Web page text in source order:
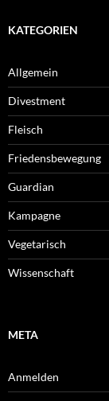
KATEGORIEN
Allgemein
Divestment
Fleisch
Friedensbewegung
Guardian
Kampagne
Vegetarisch
Wissenschaft
META
Anmelden